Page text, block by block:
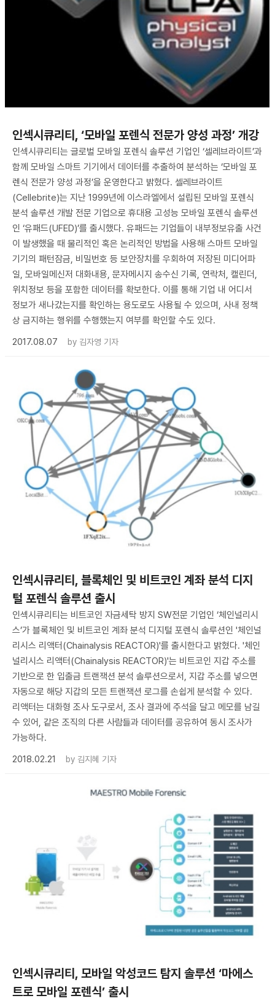
인섹시큐리티, ‘모바일 포렌식 전문가 양성 과정’ 개강
인섹시큐리티는 글로벌 모바일 포렌식 솔루션 기업인 ‘셀레브라이트’과
함께 모바일 스마트 기기에서 데이터를 추출하여 분석하는 ‘모바일 포
렌식 전문가 양성 과정’을 운영한다고 밝혔다. 셀레브라이트
(Cellebrite)는 지난 1999년에 이스라엘에서 설립된 모바일 포렌식
분석 솔루션 개발 전문 기업으로 휴대용 고성능 모바일 포렌식 솔루션
인 ‘유패드(UFED)’를 출시했다. 유패드는 기업들이 내부정보유출 사건
이 발생했을 때 물리적인 혹은 논리적인 방법을 사용해 스마트 모바일
기기의 패턴잠금, 비밀번호 등 보안장치를 우회하여 저장된 미디어파
일, 모바일메신저 대화내용, 문자메시지 송수신 기록, 연락처, 캘린더,
위치정보 등을 포함한 데이터를 확보한다. 이를 통해 기업 내 어디서
정보가 새나갔는지를 확인하는 용도로도 사용될 수 있으며, 사내 정책
상 금지하는 행위를 수행했는지 여부를 확인할 수도 있다.
2017.08.07
by 김자영 기자
인섹시큐리티, 블록체인 및 비트코인 계좌 분석 디지
털 포렌식 솔루션 출시
인섹시큐리티는 비트코인 자금세탁 방지 SW전문 기업인 ‘체인널리시
스’가 블록체인 및 비트코인 계좌 분석 디지털 포렌식 솔루션인 '체인널
리시스 리액터(Chainalysis REACTOR)'를 출시한다고 밝혔다. '체인
널리시스 리액터(Chainalysis REACTOR)'는 비트코인 지갑 주소를
기반으로 한 입출금 트랜잭션 분석 솔루션으로서, 지갑 주소를 넣으면
자동으로 해당 지갑의 모든 트랜잭션 로그를 손쉽게 분석할 수 있다.
리액터는 대화형 조사 도구로서, 조사 결과에 주석을 달고 메모를 남길
수 있어, 같은 조직의 다른 사람들과 데이터를 공유하여 동시 조사가
가능하다.
2018.02.21
by 김지혜 기자
인섹시큐리티, 모바일 악성코드 탐지 솔루션 ‘마에스
트로 모바일 포렌식’ 출시